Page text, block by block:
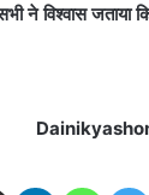
ने विश्वास